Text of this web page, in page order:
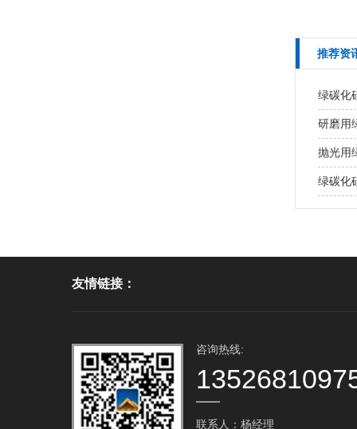
推荐资
绿碳化
研磨用
抛光用
绿碳化
友情链接：
咨询热线:
联系人：杨经理